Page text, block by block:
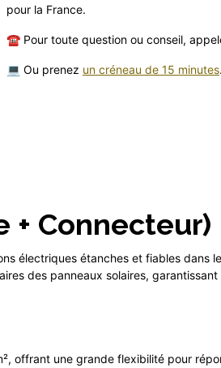
pour la France.
☎️ Pour toute question ou conseil,
💻 Ou prenez un créneau de 15 minutes.
+ Connecteur)
électriques étanches et fiables dans
des panneaux solaires,
offrant une grande flexibilité pour